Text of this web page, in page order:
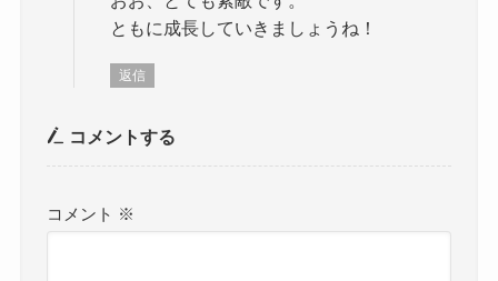
ともに成長していきましょうね！
返信
コメントする
コメント ※